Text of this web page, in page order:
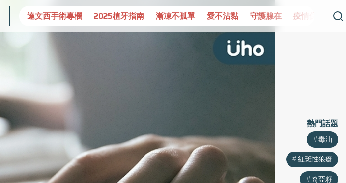
2025植牙指南 漸凍不孤單 愛不沾黏 守護腺在 疫情保衛戰 再生醫學 愛的
熱門話題
毒油
紅斑性狼瘡
奇亞籽